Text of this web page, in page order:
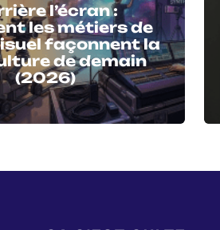
l’écran :
les métiers de
façonnent la
de demain
(2026)